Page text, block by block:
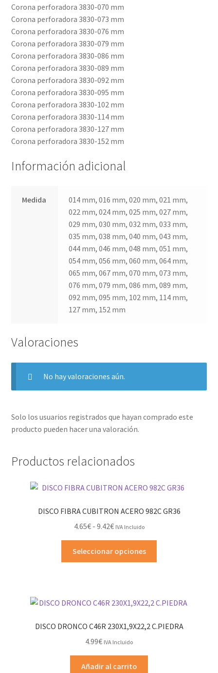
Corona perforadora 3830-070 mm
Corona perforadora 3830-073 mm
Corona perforadora 3830-076 mm
Corona perforadora 3830-079 mm
Corona perforadora 3830-086 mm
Corona perforadora 3830-089 mm
Corona perforadora 3830-092 mm
Corona perforadora 3830-095 mm
Corona perforadora 3830-102 mm
Corona perforadora 3830-114 mm
Corona perforadora 3830-127 mm
Corona perforadora 3830-152 mm
Información adicional
Medida
014 mm, 016 mm, 020 mm, 021 mm,
022 mm, 024 mm, 025 mm, 027 mm,
029 mm, 030 mm, 032 mm, 033 mm,
035 mm, 038 mm, 040 mm, 043 mm,
044 mm, 046 mm, 048 mm, 051 mm,
054 mm, 056 mm, 060 mm, 064 mm,
065 mm, 067 mm, 070 mm, 073 mm,
076 mm, 079 mm, 086 mm, 089 mm,
092 mm, 095 mm, 102 mm, 114 mm,
127 mm, 152 mm
Valoraciones
No hay valoraciones aún.
Solo los usuarios registrados que hayan comprado este
producto pueden hacer una valoración.
Productos relacionados
DISCO FIBRA CUBITRON ACERO 982C GR36
4.65€ - 9.42€Rango
precios:
desde
9.42€
IVA Incluido
Seleccionar opciones
Las
se
DISCO DRONCO C46R 230X1,9X22,2 C.PIEDRA
4.99€ IVA Incluido
Añadir al carrito